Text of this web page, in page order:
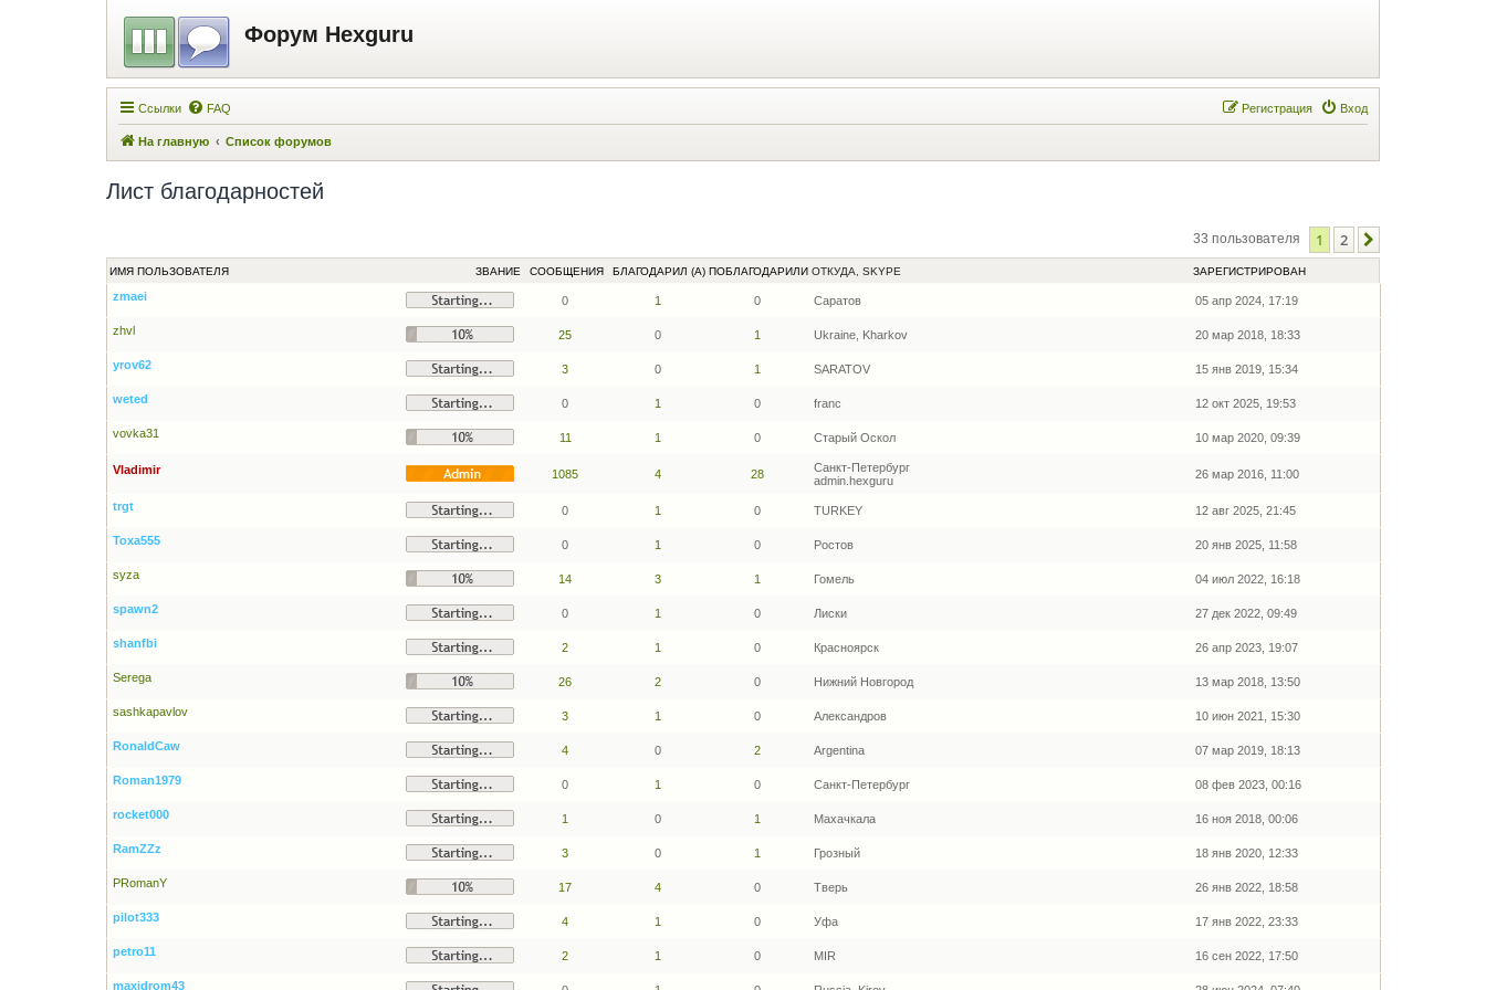
Форум Hexguru
Ссылки FAQ Вход
Регистрация
На главную Список форумов
Лист благодарностей
33 пользователя 1 2
ЗВАНИЕ
ИМЯ ПОЛЬЗОВАТЕЛЯ СООБЩЕНИЯ БЛАГОДАРИЛ (А) ПОБЛАГОДАРИЛИ ОТКУДА, SKYPE ЗАРЕГИСТРИРОВАН
zmaei 0 1 0 Cаратов 05 апр 2024, 17:19
zhvl 25 0 1 Ukraine, Kharkov 20 мар 2018, 18:33
yrov62 3 0 1 SARATOV 15 янв 2019, 15:34
weted 0 1 0 franc 12 окт 2025, 19:53
vovka31 11 1 0 Старый Оскол 10 мар 2020, 09:39
Vladimir 1085 4 28
Санкт-Петербург
admin.hexguru
26 мар 2016, 11:00
trgt 0 1 0 TURKEY 12 авг 2025, 21:45
Toxa555 0 1 0 Ростов 20 янв 2025, 11:58
syza 14 3 1 Гомель 04 июл 2022, 16:18
spawn2 0 1 0 Лиски 27 дек 2022, 09:49
shanfbi 2 1 0 Красноярск 26 апр 2023, 19:07
Serega 26 2 0 Нижний Новгород 13 мар 2018, 13:50
sashkapavlov 3 1 0 Александров 10 июн 2021, 15:30
RonaldCaw 4 0 2 Argentina 07 мар 2019, 18:13
Roman1979 0 1 0 Санкт-Петербург 08 фев 2023, 00:16
rocket000 1 0 1 Махачкала 16 ноя 2018, 00:06
RamZZz 3 0 1 Грозный 18 янв 2020, 12:33
PRomanY 17 4 0 Тверь 26 янв 2022, 18:58
pilot333 4 1 0 Уфа 17 янв 2022, 23:33
petro11 2 1 0 MIR 16 сен 2022, 17:50
maxidrom43